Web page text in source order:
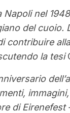
Napoli nel
del cuoio.
contribuire
la tesi
di Eirenefest